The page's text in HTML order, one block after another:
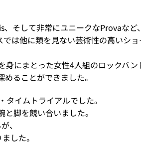
そして非常にユニークなProvaなど、
は他に類を見ない芸術性の高いシ
にまとった女性4人組のロックバン
ることができました。
イムトライアルでした。
脚を競い合いました。
、
した。